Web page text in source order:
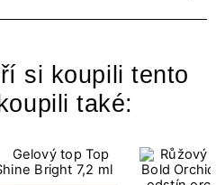
si koupili tento
také: